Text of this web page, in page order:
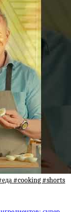
#cooking #shorts